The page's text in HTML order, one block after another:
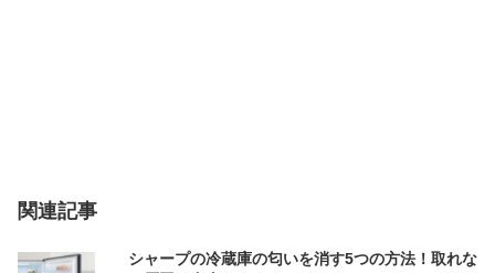
関連記事
シャープの冷蔵庫の匂いを消す5つの方法！取れな